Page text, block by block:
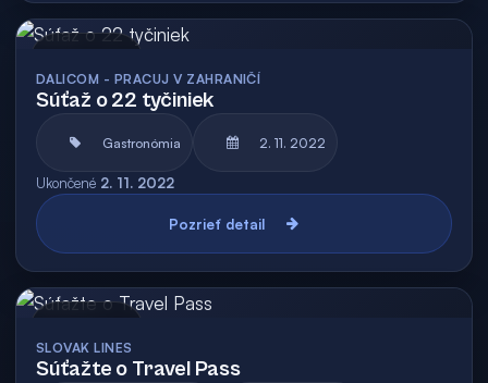
DALICOM - PRACUJ V ZAHRANIČÍ
Súťaž o 22 tyčiniek
Gastronómia 2. 11. 2022
Ukončené 2. 11. 2022
Pozrieť detail
SLOVAK LINES
Súťažte o Travel Pass